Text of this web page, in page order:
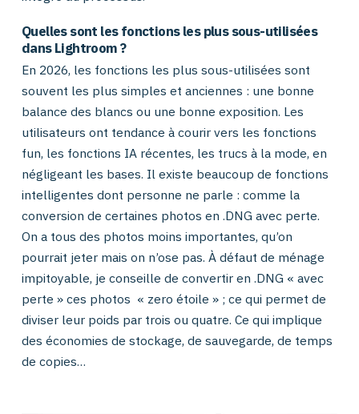
Quelles sont les fonctions les plus sous-utilisées
dans Lightroom ?
En 2026, les fonctions les plus sous-utilisées sont
souvent les plus simples et anciennes : une bonne
balance des blancs ou une bonne exposition. Les
utilisateurs ont tendance à courir vers les fonctions
fun, les fonctions IA récentes, les trucs à la mode, en
négligeant les bases. Il existe beaucoup de fonctions
intelligentes dont personne ne parle : comme la
conversion de certaines photos en .DNG avec perte.
On a tous des photos moins importantes, qu’on
pourrait jeter mais on n’ose pas. À défaut de ménage
impitoyable, je conseille de convertir en .DNG « avec
perte » ces photos « zero étoile » ; ce qui permet de
diviser leur poids par trois ou quatre. Ce qui implique
des économies de stockage, de sauvegarde, de temps
de copies…